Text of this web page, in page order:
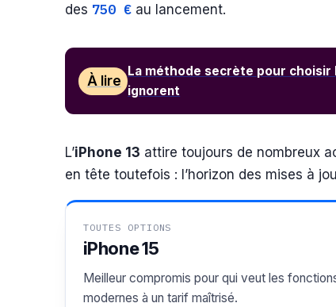
des 750 € au lancement.
À lire
La méthode secrète pour choisir
ignorent
L’iPhone 13 attire toujours de nombreux
en tête toutefois : l’horizon des mises à
TOUTES OPTIONS
iPhone 15
Meilleur compromis pour qui veut les
modernes à un tarif maîtrisé.